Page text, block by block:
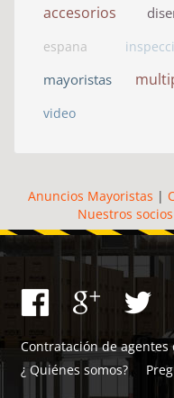
accesorios
espana
mayoristas
video
Anuncios Mayoristas |
Nuestros socios
Contratación de agentes
¿ Quiénes somos?